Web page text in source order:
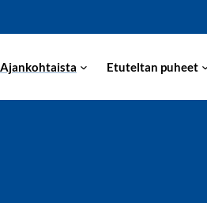
Ajankohtaista Etuteltan puheet